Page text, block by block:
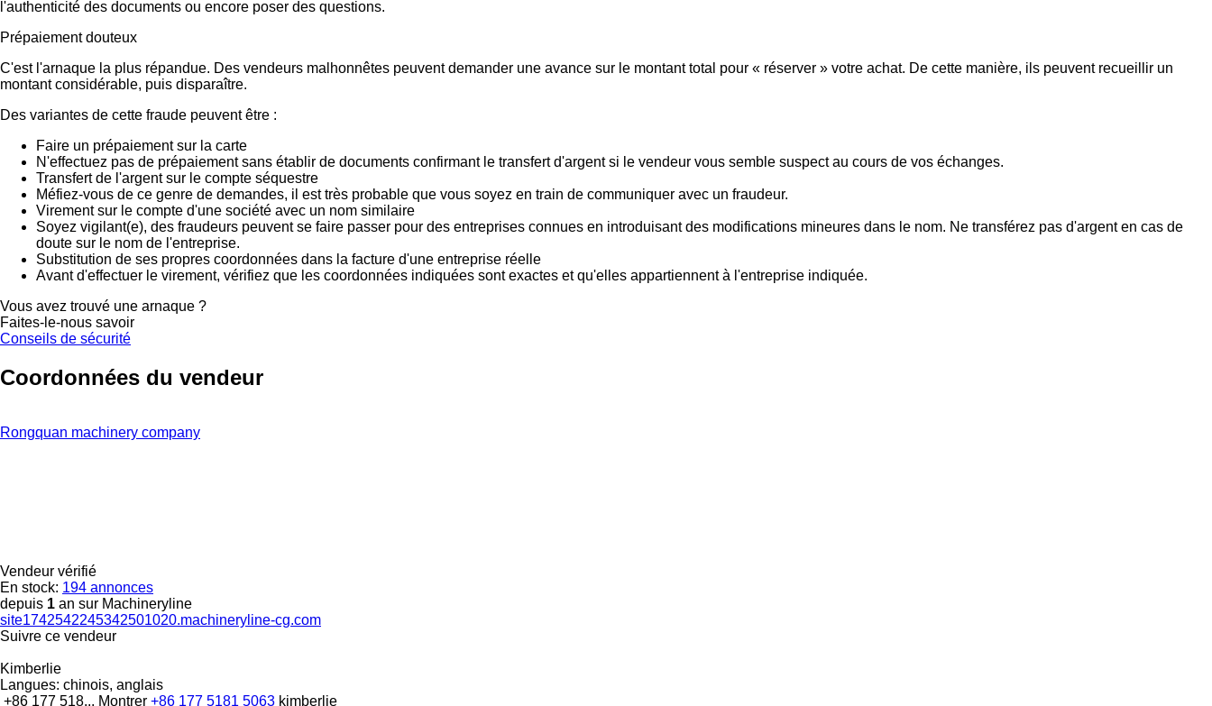
l'authenticité des documents ou encore poser des questions.
Prépaiement douteux
C'est l'arnaque la plus répandue. Des vendeurs malhonnêtes peuvent demander une avance sur le montant total pour « réserver » votre achat. De cette manière, ils peuvent recueillir un
montant considérable, puis disparaître.
Des variantes de cette fraude peuvent être :
Faire un prépaiement sur la carte
N'effectuez pas de prépaiement sans établir de documents confirmant le transfert d'argent si le vendeur vous semble suspect au cours de vos échanges.
Transfert de l'argent sur le compte séquestre
Méfiez-vous de ce genre de demandes, il est très probable que vous soyez en train de communiquer avec un fraudeur.
Virement sur le compte d'une société avec un nom similaire
Soyez vigilant(e), des fraudeurs peuvent se faire passer pour des entreprises connues en introduisant des modifications mineures dans le nom. Ne transférez pas d'argent en cas de
doute sur le nom de l'entreprise.
Substitution de ses propres coordonnées dans la facture d'une entreprise réelle
Avant d'effectuer le virement, vérifiez que les coordonnées indiquées sont exactes et qu'elles appartiennent à l'entreprise indiquée.
Vous avez trouvé une arnaque ?
Faites-le-nous savoir
Conseils de sécurité
Coordonnées du vendeur
Rongquan machinery company
Vendeur vérifié
En stock: 194 annonces
depuis 1 an sur Machineryline
site1742542245342501020.machineryline-cg.com
Suivre ce vendeur
Kimberlie
Langues: chinois, anglais
+86 177 518... Montrer +86 177 5181 5063 kimberlie